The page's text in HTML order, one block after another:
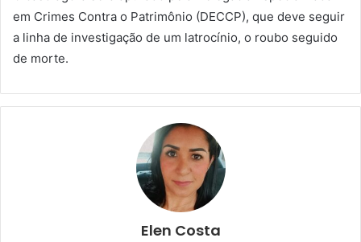
em Crimes Contra o Patrimônio (DECCP), que deve seguir
a linha de investigação de um latrocínio, o roubo seguido
de morte.
Elen Costa